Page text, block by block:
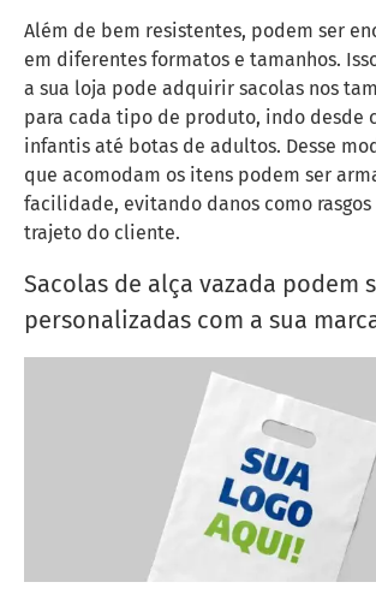
Além de bem resistentes, podem ser
em diferentes formatos e tamanhos.
a sua loja pode adquirir sacolas nos
para cada tipo de produto, indo desde
infantis até botas de adultos. Desse
que acomodam os itens podem ser
facilidade, evitando danos como
trajeto do cliente.
Sacolas de alça vazada podem
personalizadas com a sua